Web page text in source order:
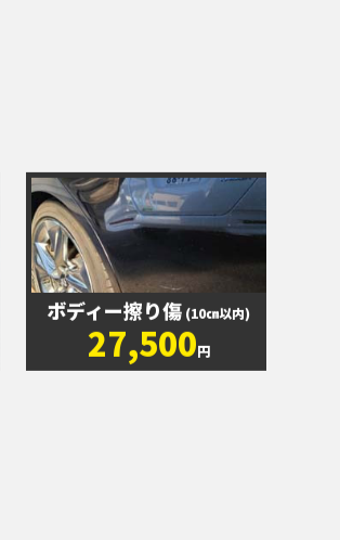
ボディー擦り傷 (10㎝以内)
27,500円